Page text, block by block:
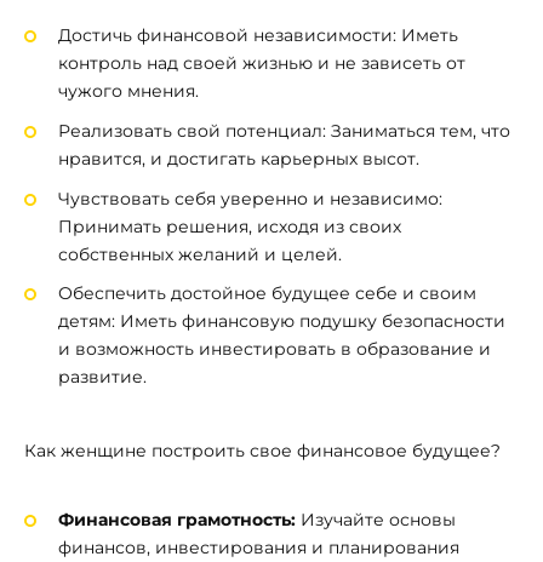
Достичь финансовой независимости: Иметь
контроль над своей жизнью и не зависеть от
чужого мнения.
Реализовать свой потенциал: Заниматься тем, что
нравится, и достигать карьерных высот.
Чувствовать себя уверенно и независимо:
Принимать решения, исходя из своих
собственных желаний и целей.
Обеспечить достойное будущее себе и своим
детям: Иметь финансовую подушку безопасности
и возможность инвестировать в образование и
развитие.
Как женщине построить свое финансовое будущее?
Финансовая грамотность: Изучайте основы
финансов, инвестирования и планирования